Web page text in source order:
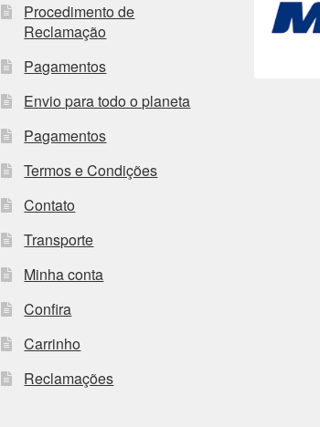
Procedimento de
Reclamação
Pagamentos
Envio para todo o planeta
Pagamentos
Termos e Condições
Contato
Transporte
Minha conta
Confira
Carrinho
Reclamações